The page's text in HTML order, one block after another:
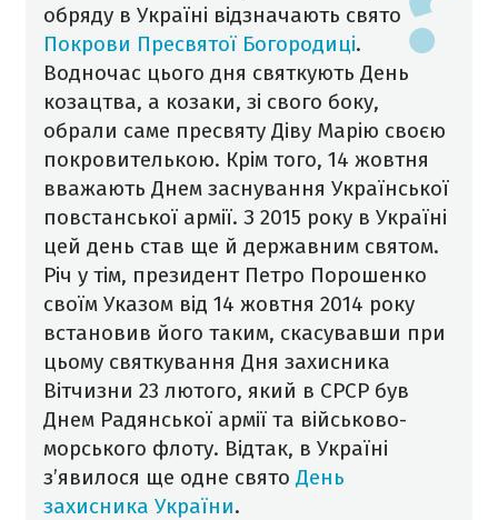
обряду в Україні відзначають свято
Покрови Пресвятої Богородиці.
Водночас цього дня святкують День
козацтва, а козаки, зі свого боку,
обрали саме пресвяту Діву Марію своєю
покровителькою. Крім того, 14 жовтня
вважають Днем заснування Української
повстанської армії. З 2015 року в Україні
цей день став ще й державним святом.
Річ у тім, президент Петро Порошенко
своїм Указом від 14 жовтня 2014 року
встановив його таким, скасувавши при
цьому святкування Дня захисника
Вітчизни 23 лютого, який в СРСР був
Днем Радянської армії та військово-
морського флоту. Відтак, в Україні
з’явилося ще одне свято День
захисника України.